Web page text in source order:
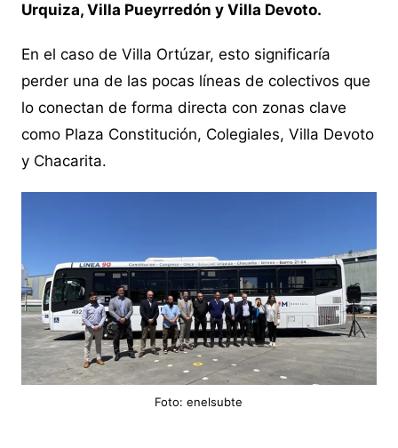
Urquiza, Villa Pueyrredón y Villa Devoto.
En el caso de Villa Ortúzar, esto significaría
perder una de las pocas líneas de colectivos que
lo conectan de forma directa con zonas clave
como Plaza Constitución, Colegiales, Villa Devoto
y Chacarita.
Foto: enelsubte